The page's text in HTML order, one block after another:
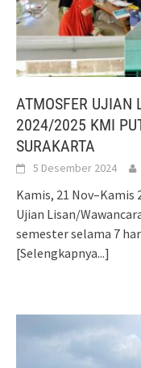
ATMOSFER UJIAN
2024/2025 KMI
SURAKARTA
5 Desember 2024
Kamis, 21 Nov–Kamis
Ujian Lisan/
semester selama 7
[Selengkapnya...]